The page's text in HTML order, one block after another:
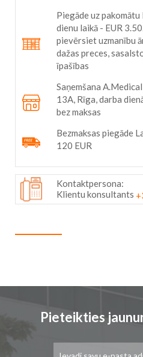
Piegāde uz
dienu laikā - EUR
pievērsiet uzmanību
dažas preces,
īpašības
Saņemšana
13A, Rīga, darba
bez maksas
Bezmaksas piegāde
120 EUR
Kontaktpersona:
Klientu konsultants
Pieteikties